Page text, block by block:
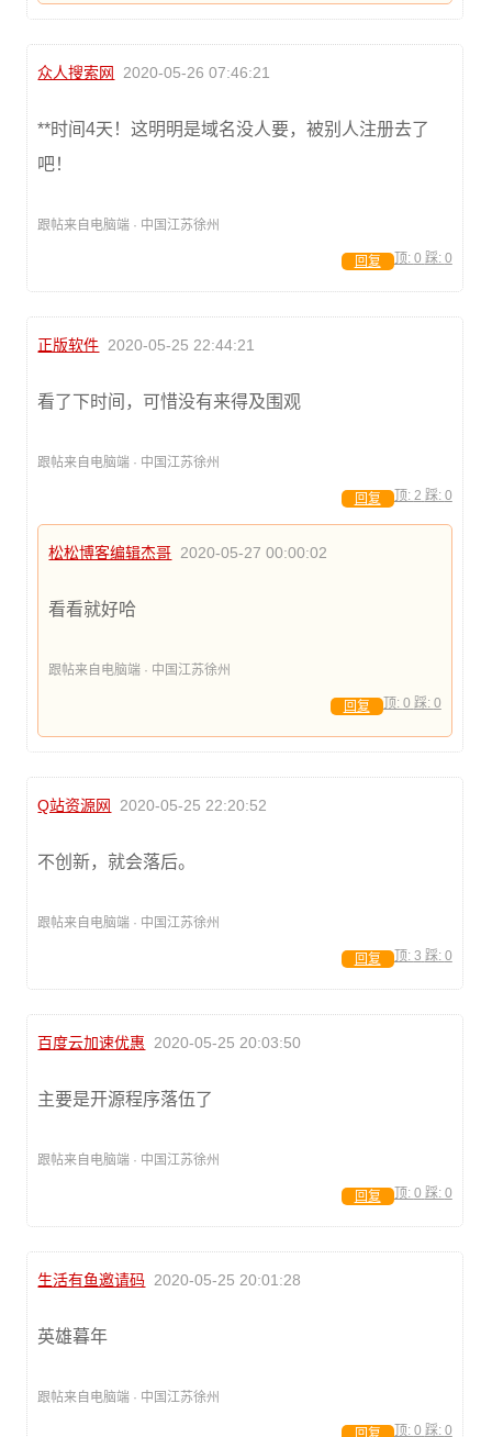
众人搜索网 2020-05-26 07:46:21
**时间4天！这明明是域名没人要，被别人注册去了
吧！
跟帖来自电脑端 · 中国江苏徐州
顶: 0 踩: 0
回复
正版软件 2020-05-25 22:44:21
看了下时间，可惜没有来得及围观
跟帖来自电脑端 · 中国江苏徐州
顶: 2 踩: 0
回复
松松博客编辑杰哥 2020-05-27 00:00:02
看看就好哈
跟帖来自电脑端 · 中国江苏徐州
顶: 0 踩: 0
回复
Q站资源网 2020-05-25 22:20:52
不创新，就会落后。
跟帖来自电脑端 · 中国江苏徐州
顶: 3 踩: 0
回复
百度云加速优惠 2020-05-25 20:03:50
主要是开源程序落伍了
跟帖来自电脑端 · 中国江苏徐州
顶: 0 踩: 0
回复
生活有鱼邀请码 2020-05-25 20:01:28
英雄暮年
跟帖来自电脑端 · 中国江苏徐州
顶: 0 踩: 0